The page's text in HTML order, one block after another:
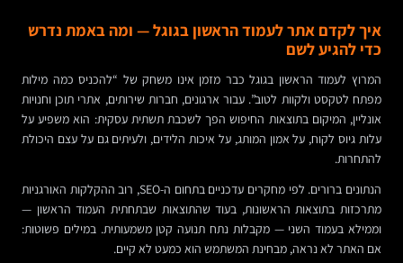
איך לקדם אתר לעמוד הראשון בגוגל — ומה באמת נדרש
כדי להגיע לשם
המרוץ לעמוד הראשון בגוגל כבר מזמן אינו משחק של “להכניס כמה מילות
מפתח לטקסט ולקוות לטוב”. עבור ארגונים, חברות שירותים, אתרי תוכן וחנויות
אונליין, המיקום בתוצאות החיפוש הפך לשכבת תשתית עסקית: הוא משפיע על
עלות גיוס לקוח, על אמון המותג, על איכות הלידים, ולעיתים גם על עצם היכולת
להתחרות.
הנתונים ברורים. לפי מחקרים עדכניים בתחום ה-SEO, רוב ההקלקות האורגניות
מתרכזות בתוצאות הראשונות, בעוד שהתוצאות שבתחתית העמוד הראשון —
וממילא בעמוד השני — מקבלות נתח תנועה קטן משמעותית. במילים פשוטות:
אם האתר לא נראה, מבחינת המשתמש הוא כמעט לא קיים.